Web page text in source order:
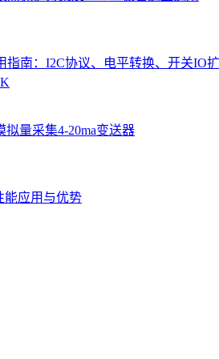
指南：I2C协议、电平转换、开关IO
拟量采集4-20ma变送器
能应用与优势